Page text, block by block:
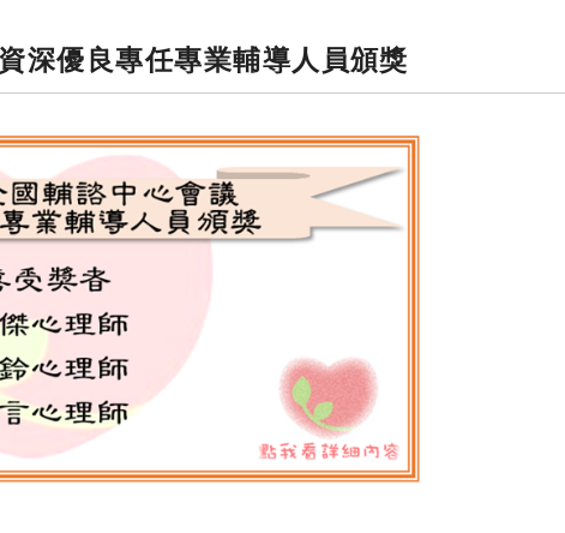
深優良專任專業輔導人員頒獎